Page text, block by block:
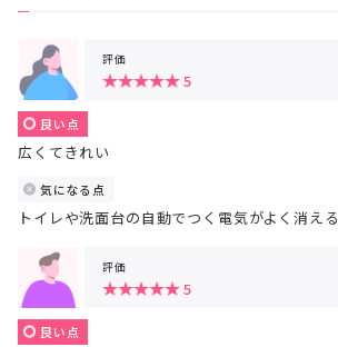
評価
5
良い点
広くてきれい
気になる点
トイレや洗面台の自動でつく電気がよく消える
評価
5
良い点